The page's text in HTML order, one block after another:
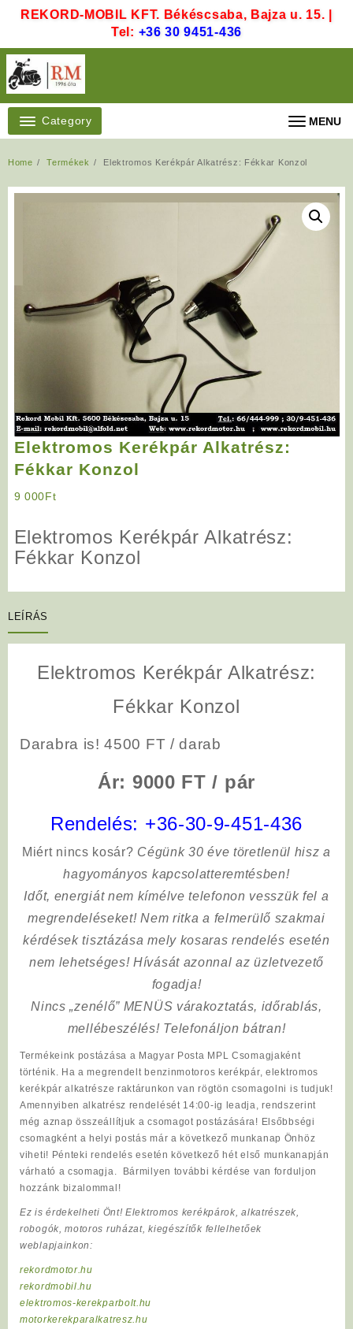
REKORD-MOBIL KFT. Békéscsaba, Bajza u. 15. |
Tel: +36 30 9451-436
Category MENU
Home Termékek Elektromos Kerékpár Alkatrész: Fékkar Konzol
Elektromos Kerékpár Alkatrész:
Fékkar Konzol
9 000Ft
Elektromos Kerékpár Alkatrész:
Fékkar Konzol
LEÍRÁS
Elektromos Kerékpár Alkatrész:
Fékkar Konzol
Darabra is! 4500 FT / darab
Ár: 9000 FT / pár
Rendelés: +36-30-9-451-436
Miért nincs kosár? Cégünk 30 éve töretlenül hisz a
hagyományos kapcsolatteremtésben!
Időt, energiát nem kímélvetelefonon vesszük fel a
megrendeléseket! Nem ritka a felmerülő szakmai
kérdések tisztázása mely kosaras rendelés esetén
nem lehetséges! Hívását azonnal az üzletvezető
fogadja!
Nincs „zenélő” MENÜS várakoztatás, időrablás,
mellébeszélés! Telefonáljon bátran!
Termékeink postázása a Magyar Posta MPL Csomagjaként
történik. Ha a megrendelt benzinmotoros kerékpár, elektromos
kerékpár alkatrésze raktárunkon van rögtön csomagolni is tudjuk!
Amennyiben alkatrész rendelését 14:00-ig leadja, rendszerint
még aznap összeállítjuk a csomagot postázására! Elsőbbségi
csomagként a helyi postás már a következő munkanap Önhöz
viheti! Pénteki rendelés esetén következő hét első munkanapján
várható a csomagja. Bármilyen további kérdése van forduljon
hozzánk bizalommal!
Ez is érdekelheti Önt! Elektromos kerékpárok, alkatrészek,
robogók, motoros ruházat, kiegészítők fellelhetőek
weblapjainkon:
rekordmotor.hu
rekordmobil.hu
elektromos-kerekparbolt.hu
motorkerekparalkatresz.hu